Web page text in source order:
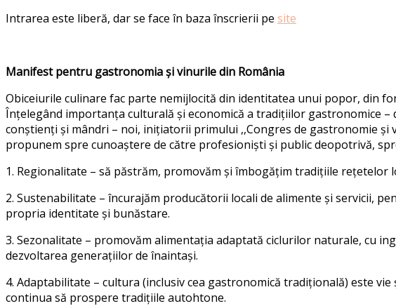
Intrarea este liberă, dar se face în baza înscrierii pe site
Manifest pentru gastronomia și vinurile din România
Obiceiurile culinare fac parte nemijlocită din identitatea unui popor, din
Înțelegând importanța culturală și economică a tradițiilor gastronomice
conștienți și mândri – noi, inițiatorii primului ,,Congres de gastronomie și
propunem spre cunoaștere de către profesioniști și public deopotrivă,
1. Regionalitate – să păstrăm, promovăm și îmbogățim tradițiile rețetelor
2. Sustenabilitate – încurajăm producătorii locali de alimente și servicii,
propria identitate și bunăstare.
3. Sezonalitate – promovăm alimentația adaptată ciclurilor naturale, cu
dezvoltarea generațiilor de înaintași.
4. Adaptabilitate – cultura (inclusiv cea gastronomică tradițională) este
continua să prospere tradițiile autohtone.